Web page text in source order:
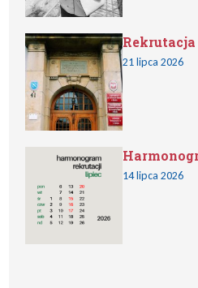
Rekrutacja
21 lipca 2026
14 lipca 2026